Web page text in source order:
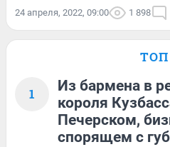
24 апреля, 2022, 09:00 1 898
ТОП
1
Из бармена в
короля
Печерском,
спорящем с